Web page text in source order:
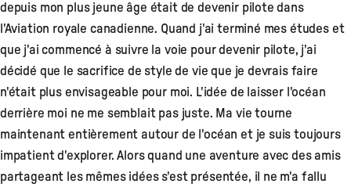
depuis mon plus jeune âge était de devenir pilote dans
l'Aviation royale canadienne. Quand j'ai terminé mes études et
que j'ai commencé à suivre la voie pour devenir pilote, j'ai
décidé que le sacrifice de style de vie que je devrais faire
n'était plus envisageable pour moi. L'idée de laisser l'océan
derrière moi ne me semblait pas juste. Ma vie tourne
maintenant entièrement autour de l'océan et je suis toujours
impatient d'explorer. Alors quand une aventure avec des amis
partageant les mêmes idées s'est présentée, il ne m'a fallu